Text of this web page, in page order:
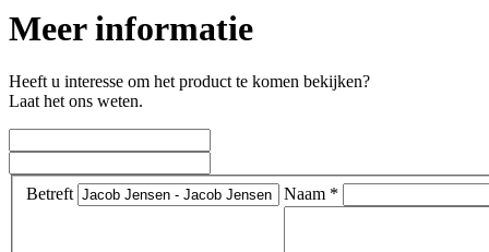
Meer informatie
Heeft u interesse om het product te komen bekijken?
Laat het ons weten.
Betreft Naam *